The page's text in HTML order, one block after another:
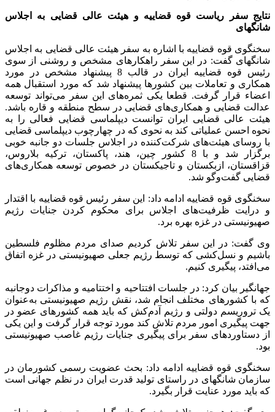
نتایج سفر ریاست قوه قضاییه و هیئت عالی قضایی به اجلاس
شانگهای
سخنگوی قوه قضاییه با اشاره به سفر هیئت عالی قضایی به اجلاس
شانگهای گفت: در این سفر راهکار‌های مشخص و روشنی از سوی
رئیس قوه قضاییه ایران در قالب 8 پیشنهاد مشخص در مورد
همکاری و تعاملات بین کشور‌ها پیشنهاد شد که مورد استقبال همه
اعضاء قرار گرفت. قطعا یکی ثمره‌های این سفر می‌تواند توسعه
عدالت قضایی و همکاری‌های قضایی در سطح منطقه و قاره باشد.
هیئت عالی قضایی ایران توانست دیپلماسی قضایی فعالی را به
نحوه احسن عملیاتی کند به نحوی که در چهارچوب دیپلماسی قضایی
با روسای هیئت‌های شرکت‌کننده در اجلاس جلسات دو جانبه خوبی
برگزار شد و با 8 کشور چین، هند، پاکستان، ترکیه بلاروس،
قزاقستان، ازبکستان و تاجیکستان در خصوص توسعه همکاری‌های
قضایی گفت‌و‌گو شد.
سخنگوی قوه قضاییه ادامه داد: این سفر رئیس قوه قضاییه با اقتدار
و درایت ظرفیت‌های اجلاس برای محکوم کردن جنایات رژیم
صهیونیستی در غزه بهره برد.
وی گفت: در این سفر تلاش کردیم صدای مردم مظلوم فلسطین
باشیم و نسل‌کشی که توسط رژیم جعلی صهیونیستی در غزه اتفاق
می‌افتد، پیگیری کنیم.
جهانگیر بیان کرد: در جلسات افتتاحیه و اختتامیه و مذاکرات دوجانبه
که با کشور‌های مختلف انجام شد، نقش رژیم صهیونیستی به‌عنوان
یک تروریسم دولتی و رژیم آدم‌کش که باید همه کشور‌های عضو در
جهت پیگیری امور مردم تلاش کند مورد توجه قرار گرفت و این یکی
از دستاورد‌های سفر برای پیگیری جنایات رژیم غاصب صهیونیستی
بود.
سخنگوی قوه قضاییه ادامه داد: بحث عضویت رسمی کشورمان در
سازمان شانگهای در راستای تولید قدرت ایران در نظم جهانی است
که باید مورد عنایت قرار بگیرد.